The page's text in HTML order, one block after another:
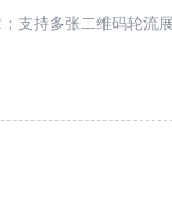
支持多张二维码轮流